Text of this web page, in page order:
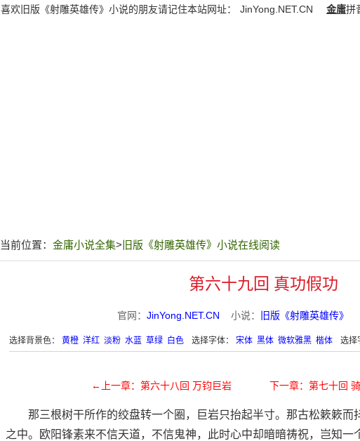
喜欢旧版《射雕英雄传》小说的朋友请记住本站网址： JinYong.NET.CN 金庸拼
当前位置： 金庸小说全集> 旧版《射雕英雄传》小说在线阅读
第六十九回 真功假功
官网： JinYong.NET.CN 小说： 旧版《射雕英雄传》
选择背景色： 黄橙 洋红 淡粉 水蓝 草绿 白色 选择字体： 宋体 黑体 微软雅黑 楷体 选择
←上一章：第六十八回 万钧巨岩 下一章：第七十回
那三根树干所作的绞盘转一个圈，巨岩只抬起半寸。那古松簌簌而
之中。欧阳锋素来不信天道，不信鬼神，此时心中却暗暗祷祝，岂知一